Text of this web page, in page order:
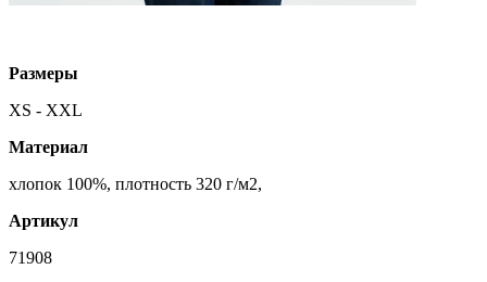
Размеры
XS - XXL
Материал
хлопок 100%, плотность 320 г/м2,
Артикул
71908